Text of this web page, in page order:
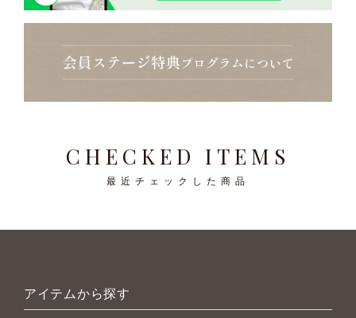
CHECKED ITEMS
最近チェックした商品
アイテムから探す